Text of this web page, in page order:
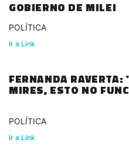
GOBIERNO DE MILEI
POLÍTICA
Ir a Link
FERNANDA RAVERTA:
MIRES, ESTO NO
POLÍTICA
Ir a Link